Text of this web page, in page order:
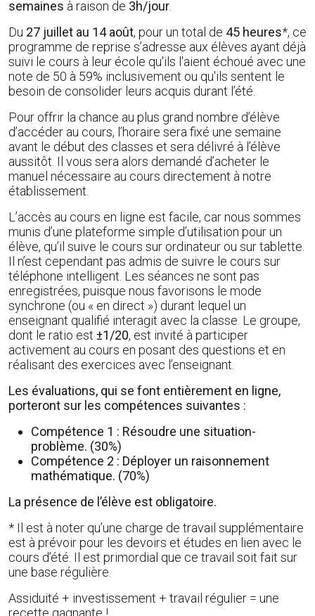
semaines à raison de 3h/jour
Du 27 juillet au 14 août, pour un total de 45 heures*, ce
programme de reprise s’adresse aux élèves ayant déjà
suivi le cours à leur école qu'ils l'aient échoué avec une
note de 50 à 59% inclusivement ou qu'ils sentent le
besoin de consolider leurs acquis durant l’été.
Pour offrir la chance au plus grand nombre d’élève
d’accéder au cours, l’horaire sera fixé une semaine
avant le début des classes et sera délivré à l’élève
aussitôt. Il vous sera alors demandé d’acheter le
manuel nécessaire au cours directement à notre
établissement.
L’accès au cours en ligne est facile, car nous sommes
munis d’une plateforme simple d’utilisation pour un
élève, qu’il suive le cours sur ordinateur ou sur tablette.
Il n’est cependant pas admis de suivre le cours sur
téléphone intelligent. Les séances ne sont pas
enregistrées, puisque nous favorisons le mode
synchrone (ou « en direct ») durant lequel un
enseignant qualifié interagit avec la classe. Le groupe,
dont le ratio est ±1/20, est invité à participer
activement au cours en posant des questions et en
réalisant des exercices avec l’enseignant.
Les évaluations, qui se font entièrement en ligne,
porteront sur les compétences suivantes :
Compétence 1 : Résoudre une situation-
problème. (30%)
Compétence 2 : Déployer un raisonnement
mathématique. (70%)
La présence de l’élève est obligatoire.
* Il est à noter qu’une charge de travail supplémentaire
est à prévoir pour les devoirs et études en lien avec le
cours d’été. Il est primordial que ce travail soit fait sur
une base régulière.
Assiduité + investissement + travail régulier = une
recette gagnante !